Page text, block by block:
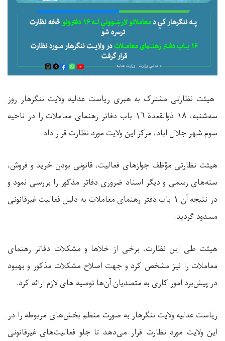
هیئت نظارتی مشترک به هبری رياست عدلیه ولایت ننگرهار روز
‌سه‌شنبه، ۱۸ ذوالقعدة ۱۶ باب دفاتر رهنمای معاملات را در ناحیه
سوم شهر جلال اباد، مرکز این ولایت مورد نظارت قرار داد.
هیئت نظارتی مؤظف جوازهای فعالیت، قانونی بودن خرید و فروش،
سته‌های رسمی و دیگر اسناد ضروری دفاتر مذکور را بررسی نمود و
در نتیجه آن ۱ باب دفتر رهنمای معاملات به دلیل فعالیت غیرقانونی
مسدود گردید.
هیئت طی این نظارت، برخی از خلاها و مشکلات دفاتر رهنمای
معاملات را نیز مشخص کرد و جهت اصلاح مشکلات مذکور و بهبود
در پیش‌برد امور کاری به متصدیان آن‌ها توصیه های لازم ارائه کرد.
ریاست‌ عدلیه ولایت ننگرهار به صورت منظم بخش‌های مربوطه را در
این ولایت مورد نظارت قرار می‌دهد تا جلو فعالیت‌های غیرقانونی